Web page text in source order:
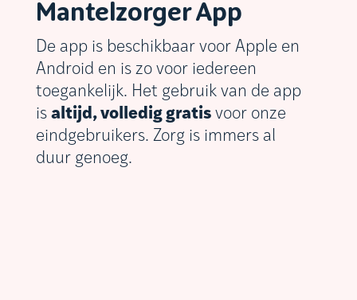
Mantelzorger App
De app is beschikbaar voor Apple en
Android en is zo voor iedereen
toegankelijk. Het gebruik van de app
is altijd, volledig gratisvoor onze
eindgebruikers. Zorg is immers al
duur genoeg.